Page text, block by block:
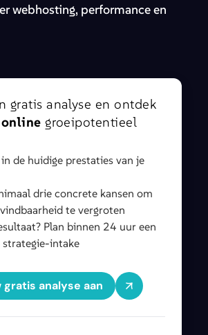
webhosting, performance en
gratis analyse en ontdek
groeipotentieel
de huidige prestaties van je
drie concrete kansen om
te vergroten
Plan binnen 24 uur een
strategie-intake
gratis analyse aan